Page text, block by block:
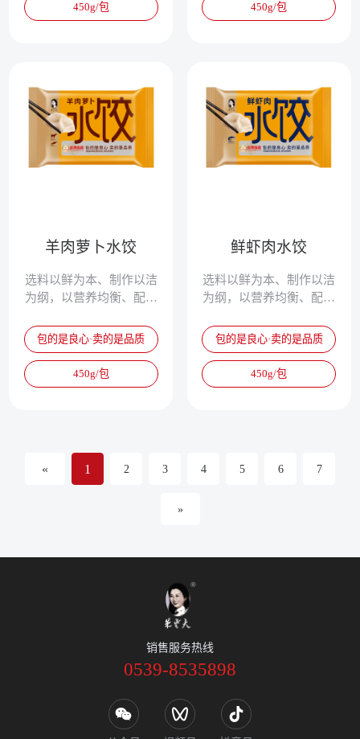
450g/包 450g/包
羊肉萝卜水饺
选料以鲜为本、制作以洁
为纲，以营养均衡、配方
道，被誉为真正的专家水
饺。
包的是良心·卖的是品质
450g/包
鲜虾肉水饺
选料以鲜为本、制作以洁
为纲，以营养均衡、配方
道，被誉为真正的专家水
饺。
包的是良心·卖的是品质
450g/包
« 1 2 3 4 5 6 7
»
销售服务热线
0539-8535898